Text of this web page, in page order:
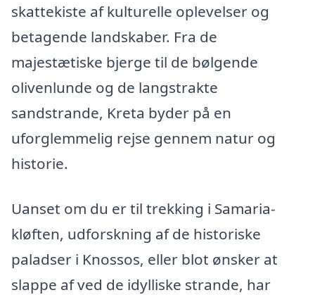
skattekiste af kulturelle oplevelser og
betagende landskaber. Fra de
majestætiske bjerge til de bølgende
olivenlunde og de langstrakte
sandstrande, Kreta byder på en
uforglemmelig rejse gennem natur og
historie.
Uanset om du er til trekking i Samaria-
kløften, udforskning af de historiske
paladser i Knossos, eller blot ønsker at
slappe af ved de idylliske strande, har